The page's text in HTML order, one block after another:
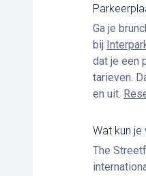
Ga je
bij
dat je een
tarieven.
en uit.
Wat kun
The